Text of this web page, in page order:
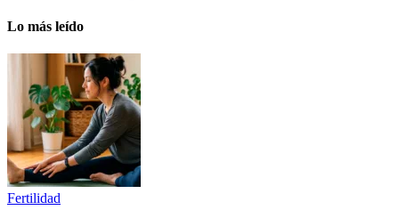
Lo más leído
Fertilidad